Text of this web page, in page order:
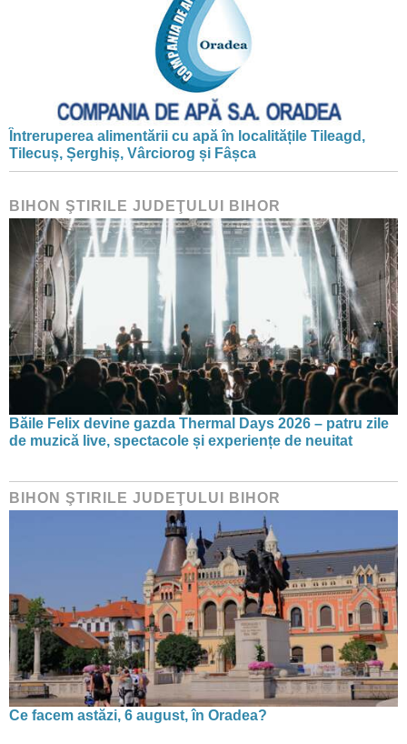
Întreruperea alimentării cu apă în localitățile Tileagd,
Tilecuș, Șerghiș, Vârciorog și Fâșca
BIHON ŞTIRILE JUDEŢULUI BIHOR
Băile Felix devine gazda Thermal Days 2026 – patru zile
de muzică live, spectacole și experiențe de neuitat
BIHON ŞTIRILE JUDEŢULUI BIHOR
Ce facem astăzi, 6 august, în Oradea?